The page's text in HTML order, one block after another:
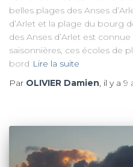
belles plages des Anses
d’Arlet et la plage du bourg
des Anses d’Arlet est
saisonnières, ces écoles de
bord Lire la suite
Par OLIVIER Damien, il y a 9